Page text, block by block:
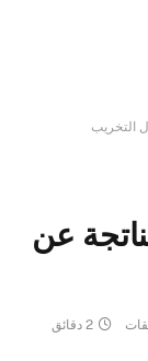
التخريب
عن
2 دقائق